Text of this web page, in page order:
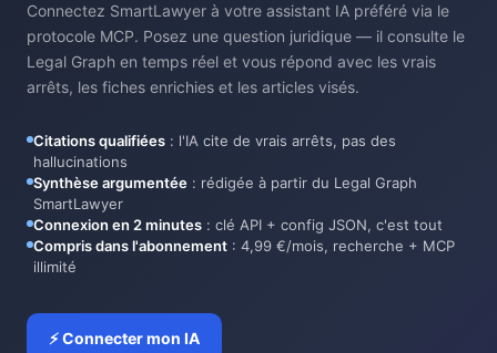
Connectez SmartLawyer à votre assistant IA préféré via le
protocole MCP. Posez une question juridique — il consulte le
Legal Graph en temps réel et vous répond avec les vrais
arrêts, les fiches enrichies et les articles visés.
Citations qualifiées : l'IA cite de vrais arrêts, pas des
hallucinations
Synthèse argumentée : rédigée à partir du Legal Graph
SmartLawyer
Connexion en 2 minutes : clé API + config JSON, c'est tout
Compris dans l'abonnement : 4,99 €/mois, recherche + MCP
illimité
⚡ Connecter mon IA